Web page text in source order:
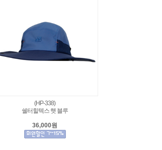
(HP-338)
쉘터힐텍스 햇 블루
36,000원